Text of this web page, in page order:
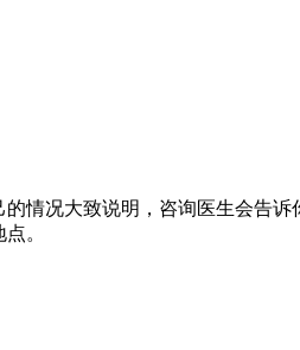
情况大致说明，咨询医生会告
。